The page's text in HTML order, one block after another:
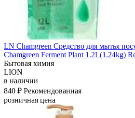
LN Chamgreen Средство для мытья
Chamgreen Ferment Plant 1.2L(1.24kg)
Бытовая химия
LION
в наличии
840 ₽ Рекомендованная
розничная цена